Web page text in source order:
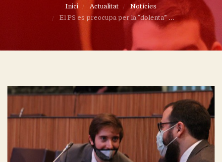
Inici Actualitat
Notícies
El PS es preocupa per la “dolenta” ...